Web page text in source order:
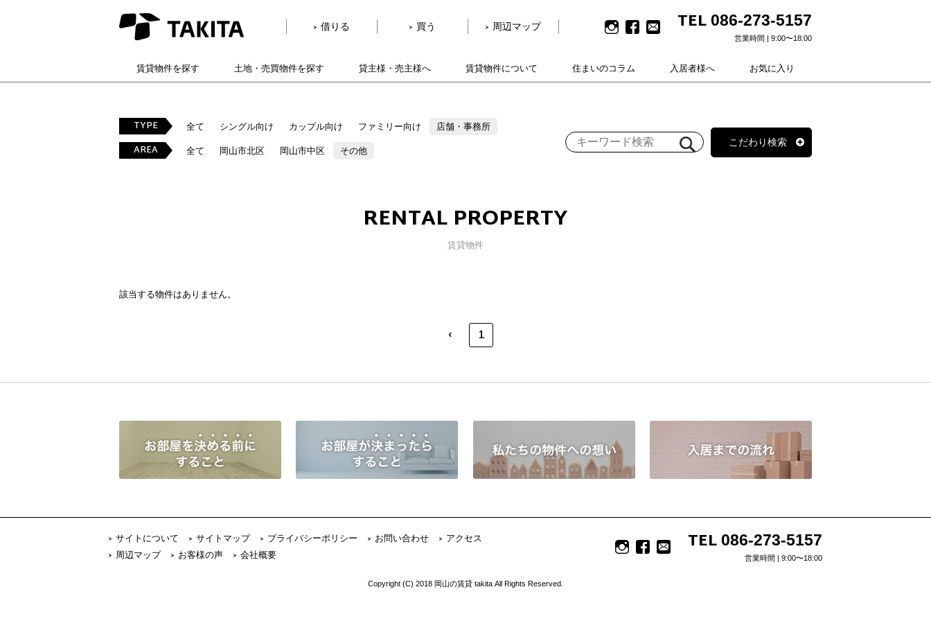
借りる 買う 周辺マップ TEL 086-273-5157
営業時間 | 9:00〜18:00
賃貸物件を探す 土地・売買物件を探す 貸主様・売主様へ 賃貸物件について 住まいのコラム 入居者様へ お気に入り
TYPE 全て シングル向け カップル向け ファミリー向け 店舗・事務所
AREA 全て 岡山市北区 岡山市中区 その他
こだわり検索
RENTAL PROPERTY
賃貸物件
該当する物件はありません。
‹ 1
サイトについて サイトマップ プライバシーポリシー お問い合わせ
アクセス
周辺マップ
お客様の声 会社概要 TEL 086-273-5157
営業時間 | 9:00〜18:00
Copyright (C) 2018 岡山の賃貸 takita All Rights Reserved.